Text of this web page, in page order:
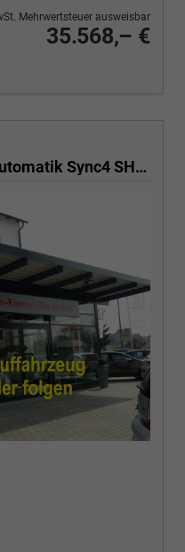
35.568,– €
Mehrwertsteuer ausweisbar
Trend 320 L1H1 Klimaautomatik Sync4 SHZ 2 x Einparkhilfe Kamera 5JG